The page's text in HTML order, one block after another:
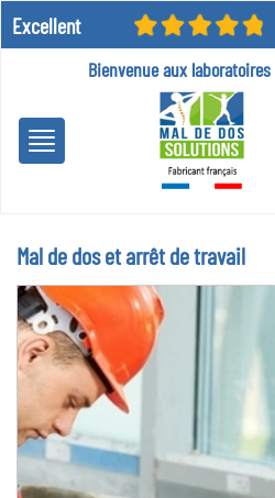
Excellent
Bienvenue aux laboratoires
Mal de dos et arrêt de travail